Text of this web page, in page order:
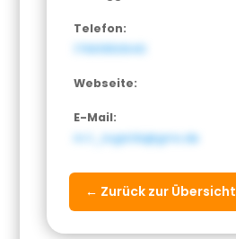
Telefon:
17661950640
Webseite:
E-Mail:
m.t_logistik@gmx.de
← Zurück zur Übersicht